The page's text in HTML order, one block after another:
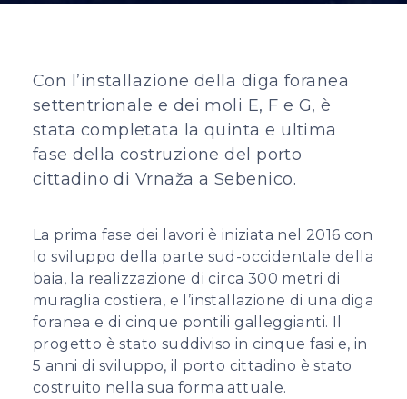
Con l’installazione della diga foranea
settentrionale e dei moli E, F e G, è
stata completata la quinta e ultima
fase della costruzione del porto
cittadino di Vrnaža a Sebenico.
La prima fase dei lavori è iniziata nel 2016 con
lo sviluppo della parte sud-occidentale della
baia, la realizzazione di circa 300 metri di
muraglia costiera, e l’installazione di una diga
foranea e di cinque pontili galleggianti. Il
progetto è stato suddiviso in cinque fasi e, in
5 anni di sviluppo, il porto cittadino è stato
costruito nella sua forma attuale.